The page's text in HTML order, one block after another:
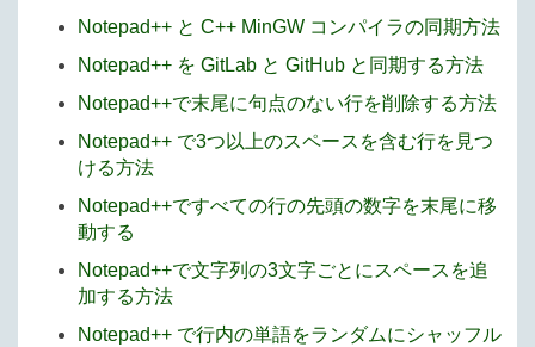
Notepad++ と C++ MinGW コンパイラの同期方法
Notepad++ を GitLab と GitHub と同期する方法
Notepad++で末尾に句点のない行を削除する方法
Notepad++ で3つ以上のスペースを含む行を見つ
ける方法
Notepad++ですべての行の先頭の数字を末尾に移
動する
Notepad++で文字列の3文字ごとにスペースを追
加する方法
Notepad++ で行内の単語をランダムにシャッフル